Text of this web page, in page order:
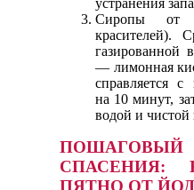
Сиропы от
красителей).
газированной
— лимонная
справляется с
на 10 минут,
водой и чистой
СПАСЕНИЯ:
ПЯТНО ОТ